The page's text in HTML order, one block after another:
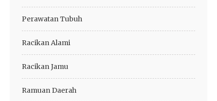
Perawatan Tubuh
Racikan Alami
Racikan Jamu
Ramuan Daerah